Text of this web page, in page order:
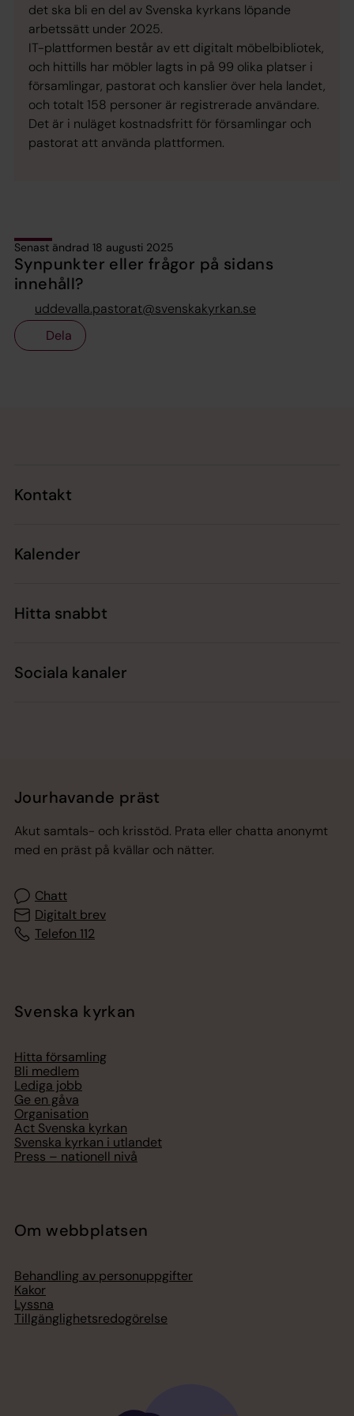
det ska bli en del av Svenska kyrkans löpande
arbetssätt under 2025.
IT-plattformen består av ett digitalt möbelbibliotek,
och hittills har möbler lagts in på 99 olika platser i
församlingar, pastorat och kanslier över hela landet,
och totalt 158 personer är registrerade användare.
Det är i nuläget kostnadsfritt för församlingar och
pastorat att använda plattformen.
Senast ändrad 18 augusti 2025
Synpunkter eller frågor på sidans
innehåll?
uddevalla.pastorat@svenskakyrkan.se
Dela
Kontakt
Kalender
Hitta snabbt
Sociala kanaler
Jourhavande präst
Akut samtals- och krisstöd. Prata eller chatta anonymt
med en präst på kvällar och nätter.
Chatt
Digitalt brev
Telefon 112
Svenska kyrkan
Hitta församling
Bli medlem
Lediga jobb
Ge en gåva
Organisation
Act Svenska kyrkan
Svenska kyrkan i utlandet
Press – nationell nivå
Om webbplatsen
Behandling av personuppgifter
Kakor
Lyssna
Tillgänglighetsredogörelse